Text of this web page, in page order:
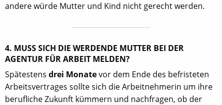
andere würde Mutter und Kind nicht gerecht werden.
4. MUSS SICH DIE WERDENDE MUTTER BEI DER
AGENTUR FÜR ARBEIT MELDEN?
Spätestens drei Monatevor dem Ende des befristeten
Arbeitsvertrages sollte sich die Arbeitnehmerin um ihre
berufliche Zukunft kümmern und nachfragen, ob der